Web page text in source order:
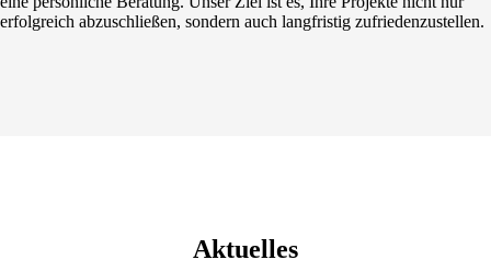
erfolgreich abzuschließen, sondern auch langfristig zufriedenzustellen.
Aktuelles